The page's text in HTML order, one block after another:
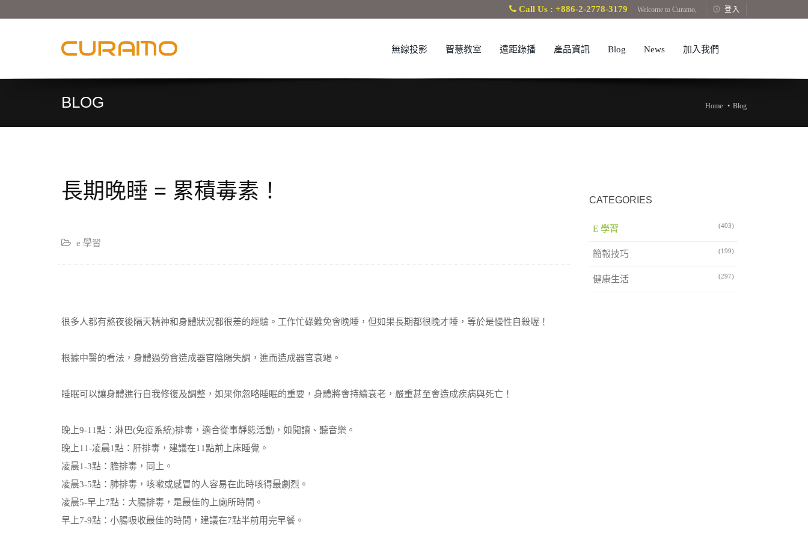
Call Us : +886-2-2778-3179 Welcome to Curamo, 登入
無線投影 智慧教室 遠距錄播 產品資訊 Blog News 加入我們
BLOG Home Blog
長期晚睡 = 累積毒素！
e 學習
很多人都有熬夜後隔天精神和身體狀況都很差的經驗。工作忙碌難免會晚睡，但如果長期都很晚才睡，等於是慢性自殺喔！
根據中醫的看法，身體過勞會造成器官陰陽失調，進而造成器官衰竭。
睡眠可以讓身體進行自我修復及調整，如果你忽略睡眠的重要，身體將會持續衰老，嚴重甚至會造成疾病與死亡！
晚上9-11點：淋巴(免疫系統)排毒，適合從事靜態活動，如閱讀、聽音樂。
晚上11-凌晨1點：肝排毒，建議在11點前上床睡覺。
凌晨1-3點：膽排毒，同上。
凌晨3-5點：肺排毒，咳嗽或感冒的人容易在此時咳得最劇烈。
凌晨5-早上7點：大腸排毒，是最佳的上廁所時間。
早上7-9點：小腸吸收最佳的時間，建議在7點半前用完早餐。
CATEGORIES
(403)
E 學習
(199)
簡報技巧
(297)
健康生活